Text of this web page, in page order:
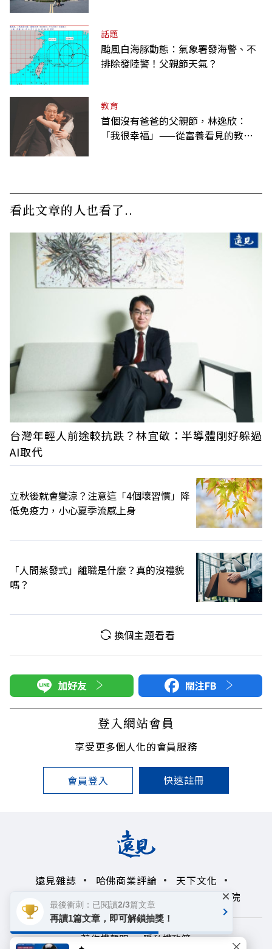
話題
颱風白海豚動態：氣象署發海警、不
排除發陸警！父親節天氣？
教育
首個沒有爸爸的父親節，林逸欣：
「我很幸福」——從富養看見的教養
看此文章的人也看了..
台灣年輕人前途較抗跌？林宜敬：半導體剛好躲過
AI取代
立秋後就會變涼？注意這「4個壞習慣」降
低免疫力，小心夏季流感上身
「人間蒸發式」離職是什麼？真的沒禮貌
嗎？
換個主題看看
加好友 關注FB
登入網站會員
享受更多個人化的會員服務
會員登入 快速註冊
遠見雜誌 哈佛商業評論
天下文化
未來親子學習平台
領導影響力學院
著作權聲明 隱私權政策
最後衝刺：已閱讀2/3篇文章
再讀1篇文章，即可解鎖抽獎！
×